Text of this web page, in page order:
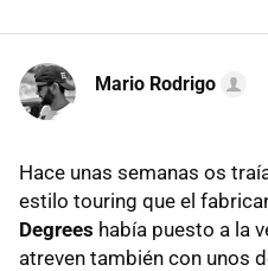
Mario Rodrigo
Hace unas semanas os
estilo touring que el
Degrees había puesto a la
atreven también con unos